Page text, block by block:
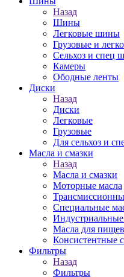
Назад
Шины
Легковые шины
Грузовые и
Сельхоз и спец
Камеры
Ободные ленты
Диски
Назад
Диски
Легковые
Грузовые
Для сельхоз и
Масла и смазки
Назад
Масла и смазки
Моторные масла
Специальные
Индустриальные
Масла для
Консистентные
Фильтры
Назад
Фильтры